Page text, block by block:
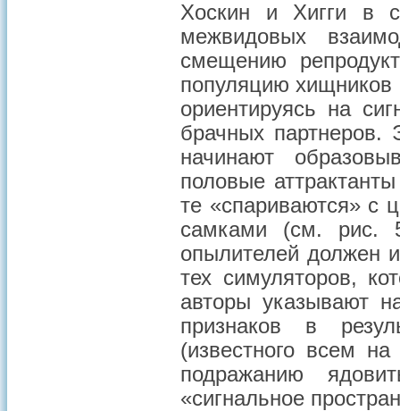
Хоскин и Хигги в
межвидовых
смещению
популяцию хищников
ориентируясь на
брачных партнеров.
начинают
половые
те «спариваются» с
самками (см. рис.
опылителей должен
тех симуляторов,
авторы указывают
признаков в
(известного всем
подражанию
«сигнальное